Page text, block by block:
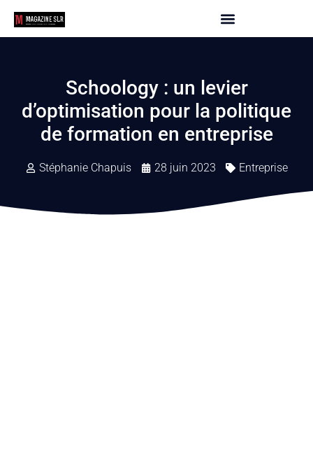
Schoology : un levier
d’optimisation pour la politique
de formation en entreprise
Stéphanie Chapuis 28 juin 2023 Entreprise